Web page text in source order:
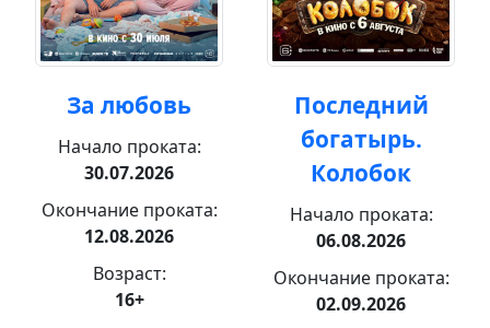
За любовь
Начало проката:
30.07.2026
Окончание проката:
12.08.2026
Возраст:
16+
Последний
богатырь.
Колобок
Начало проката:
06.08.2026
Окончание проката:
02.09.2026